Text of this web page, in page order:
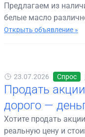
Предлагаем из
белые масло
Открыть объявление »
23.07.2026 Спрос
Продать
дорого —
Хотите продать
реальную цену и